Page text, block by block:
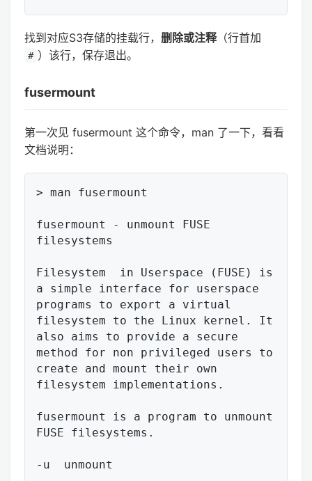
找到对应S3存储的挂载行， 删除或注释（行首加
# ）该行，保存退出。
fusermount
第一次见 fusermount 这个命令，man 了一下，看看
文档说明：
> man fusermount
fusermount - unmount FUSE
filesystems
Filesystem  in Userspace (FUSE) is
a simple interface for userspace
programs to export a virtual
filesystem to the Linux kernel. It
also aims to provide a secure
method for non privileged users to
create and mount their own
filesystem implementations.
fusermount is a program to unmount
FUSE filesystems.